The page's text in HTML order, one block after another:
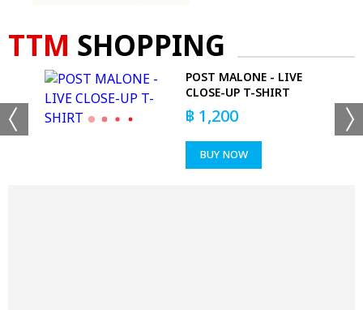
TTM SHOPPING
POST MALONE - LIVE
CLOSE-UP T-SHIRT
฿ 1,200
BUY NOW